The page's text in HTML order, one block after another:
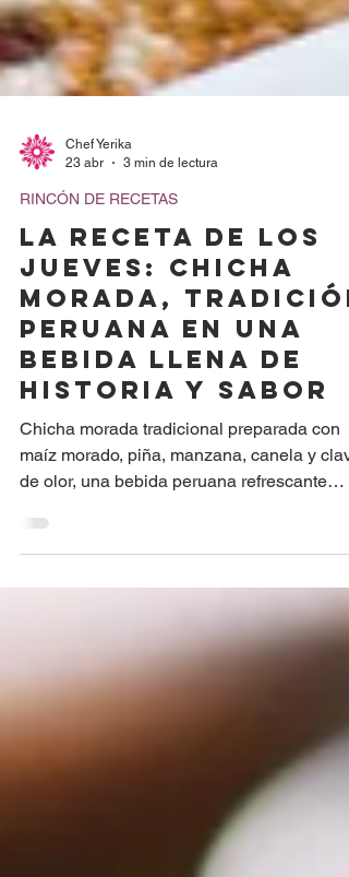
23 abr
3 min de lectura
RINCÓN DE RECETAS
LA RECETA DE LOS
JUEVES: Chicha
Morada,
peruana en una
bebida llena de
historia y sabor
Chicha morada tradicional preparada con
maíz morado, piña, manzana, canela y
de olor, una bebida peruana refrescante
cuentan la historia de una cultura entera. La
chicha morada es uno de ellos. Más que
bebida tradicional peruana, representa una
herencia gastronómica profundamente
ligada al maíz morado, un ingrediente
ancestral valorado tanto por su sabor como